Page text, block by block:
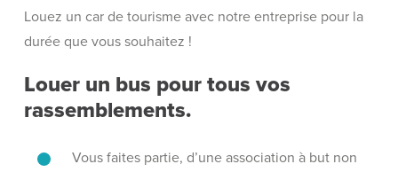
Louez un car de tourisme avec notre entreprise pour la
durée que vous souhaitez !
Louer un bus pour tous vos
rassemblements.
Vous faites partie, d’une association à but non